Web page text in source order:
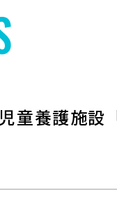
童養護施設